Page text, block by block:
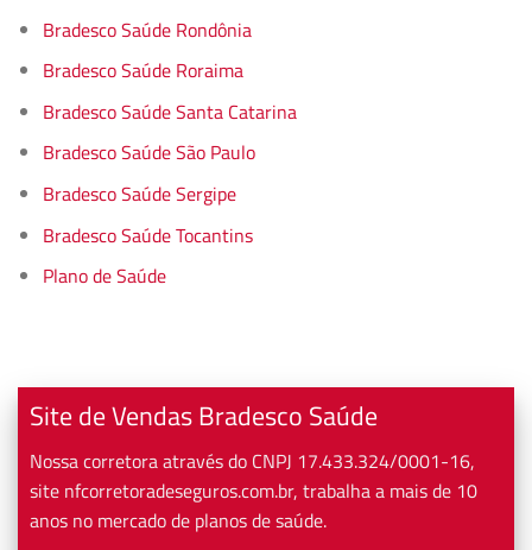
Bradesco Saúde Rondônia
Bradesco Saúde Roraima
Bradesco Saúde Santa Catarina
Bradesco Saúde São Paulo
Bradesco Saúde Sergipe
Bradesco Saúde Tocantins
Plano de Saúde
Site de Vendas Bradesco Saúde
Nossa corretora através do CNPJ 17.433.324/0001-16,
site nfcorretoradeseguros.com.br, trabalha a mais de 10
anos no mercado de planos de saúde.